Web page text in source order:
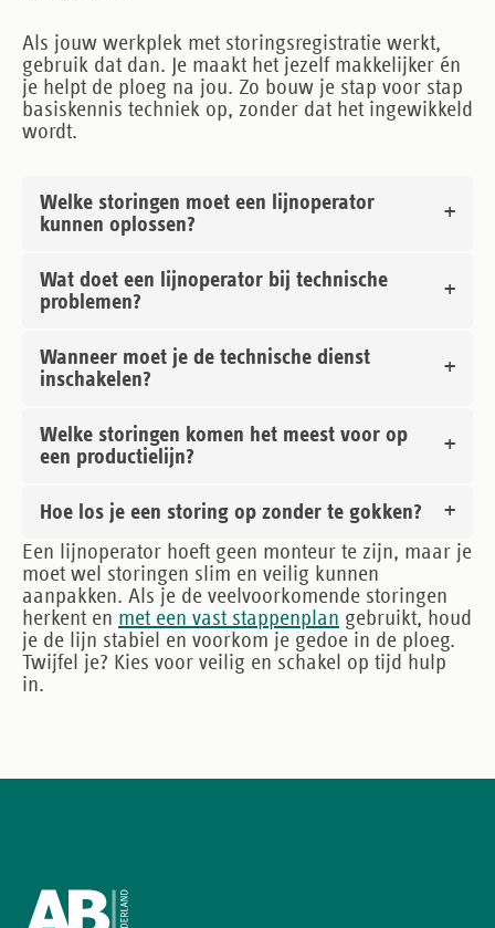
Als jouw werkplek met storingsregistratie werkt,
gebruik dat dan. Je maakt het jezelf makkelijker én
je helpt de ploeg na jou. Zo bouw je stap voor stap
basiskennis techniek op, zonder dat het ingewikkeld
wordt.
Welke storingen moet een lijnoperator
kunnen oplossen?
Wat doet een lijnoperator bij technische
problemen?
Wanneer moet je de technische dienst
inschakelen?
Welke storingen komen het meest voor op
een productielijn?
Hoe los je een storing op zonder te gokken?
Een lijnoperator hoeft geen monteur te zijn, maar je
moet wel storingen slim en veilig kunnen
aanpakken. Als je de veelvoorkomende storingen
herkent en met een vast stappenplan gebruikt, houd
je de lijn stabiel en voorkom je gedoe in de ploeg.
Twijfel je? Kies voor veilig en schakel op tijd hulp
in.